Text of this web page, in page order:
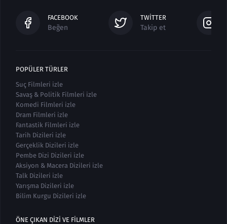
FACEBOOK
Beğen
TWITTER
Takip et
POPÜLER TÜRLER
Suç Filmleri izle
Savaş & Politik Filmleri izle
Komedi Filmleri izle
Dram Filmleri izle
Fantastik Filmleri izle
Tarih Dizileri izle
Gerçeklik Dizileri izle
Pembe Dizi Dizileri izle
Aksiyon & Macera Dizileri izle
Talk Dizileri izle
Yarışma Dizileri izle
Bilim Kurgu Dizileri izle
ÖNE ÇIKAN DIZI VE FILMLER